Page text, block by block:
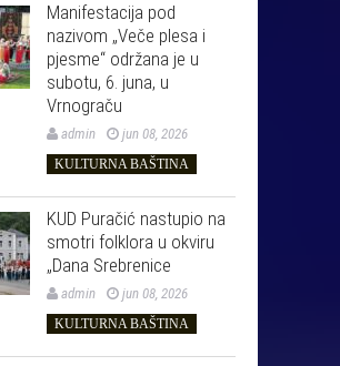
Manifestacija pod
nazivom „Veče plesa i
pjesme“ održana je u
subotu, 6. juna, u
Vrnograču
admin jun 08, 2026
KULTURNA BAŠTINA
KUD Puračić nastupio na
smotri folklora u okviru
„Dana Srebrenice
admin jun 08, 2026
KULTURNA BAŠTINA